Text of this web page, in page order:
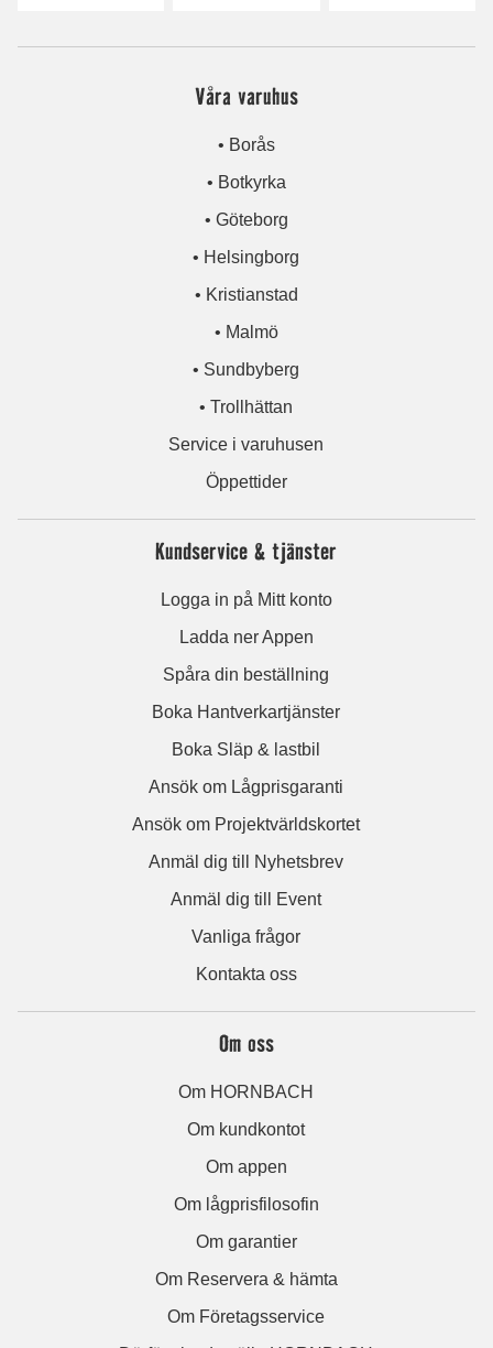
Våra varuhus
• Borås
• Botkyrka
• Göteborg
• Helsingborg
• Kristianstad
• Malmö
• Sundbyberg
• Trollhättan
Service i varuhusen
Öppettider
Kundservice & tjänster
Logga in på Mitt konto
Ladda ner Appen
Spåra din beställning
Boka Hantverkartjänster
Boka Släp & lastbil
Ansök om Lågprisgaranti
Ansök om Projektvärldskortet
Anmäl dig till Nyhetsbrev
Anmäl dig till Event
Vanliga frågor
Kontakta oss
Om oss
Om HORNBACH
Om kundkontot
Om appen
Om lågprisfilosofin
Om garantier
Om Reservera & hämta
Om Företagsservice